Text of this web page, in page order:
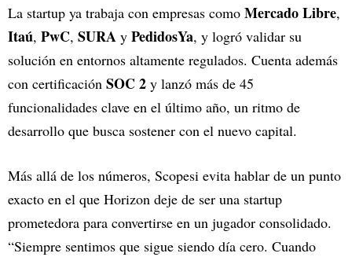
La startup ya trabaja con empresas como Mercado Libre,
Itaú, PwC, SURA y PedidosYa, y logró validar su
solución en entornos altamente regulados. Cuenta además
con certificación SOC 2 y lanzó más de 45
funcionalidades clave en el último año, un ritmo de
desarrollo que busca sostener con el nuevo capital.
Más allá de los números, Scopesi evita hablar de un punto
exacto en el que Horizon deje de ser una startup
prometedora para convertirse en un jugador consolidado.
“Siempre sentimos que sigue siendo día cero. Cuando